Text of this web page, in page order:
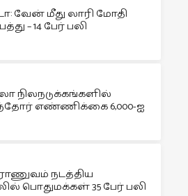
வேன் மீது லாரி மோதி
– 14 பேர் பலி
நிலநடுக்கங்களில்
எண்ணிக்கை 6,000-ஐ
நடத்திய
பொதுமக்கள் 35 பேர் பலி